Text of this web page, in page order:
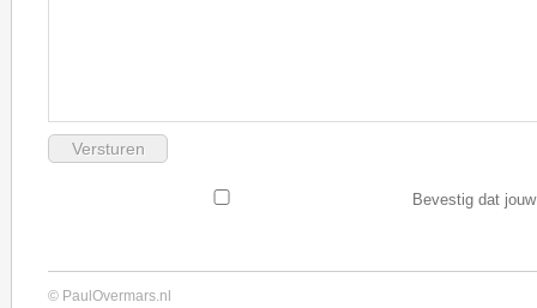
Bevestig dat
© PaulOvermars.nl